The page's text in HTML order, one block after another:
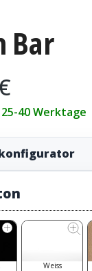
Bar
40 Werktage
Weiss